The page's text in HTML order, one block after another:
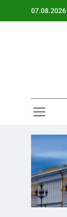
07.08.2026